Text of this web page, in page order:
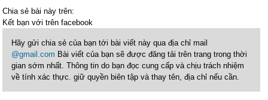
Chia sẻ bài này trên:
Kết bạn vớitrên facebook
Hãy gửi chia sẻ của bạn tới bài viết này qua địa chỉ mail
@gmail.com Bài viết của bạn sẽ được đăng tải trên trang trong thời
gian sớm nhất. Thông tin do bạn đọc cung cấp và chịu trách nhiệm
về tính xác thực. giữ quyền biên tập và thay tên, địa chỉ nếu cần.